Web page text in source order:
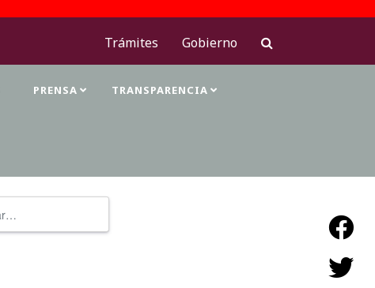
Trámites
Gobierno
PRENSA TRANSPARENCIA